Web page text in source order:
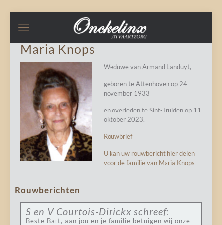
Maria Knops
Weduwe van Armand Landuyt,
geboren te Attenhoven op 24
november 1933
en overleden te Sint-Truiden op 11
oktober 2023.
Rouwbrief
U kan uw rouwbericht hier delen
voor de familie van Maria Knops
Rouwberichten
S en V Courtois-Dirickx schreef:
Beste Bart, aan jou en je familie betuigen wij onze